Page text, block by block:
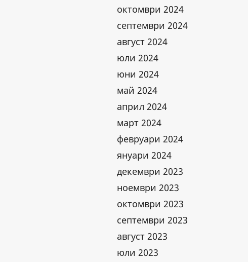
октомври 2024
септември 2024
август 2024
юли 2024
юни 2024
май 2024
април 2024
март 2024
февруари 2024
януари 2024
декември 2023
ноември 2023
октомври 2023
септември 2023
август 2023
юли 2023